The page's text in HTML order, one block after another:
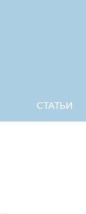
+7 (812)
+7 (812)